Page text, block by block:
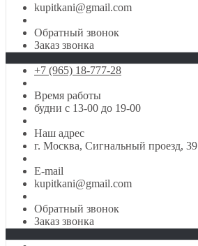
kupitkani@gmail.com
Обратный звонок
Заказ звонка
+7 (965) 18-777-28
Время работы
будни с 13-00 до 19-00
Наш адрес
г. Москва, Сигнальный проезд, 39
E-mail
kupitkani@gmail.com
Обратный звонок
Заказ звонка